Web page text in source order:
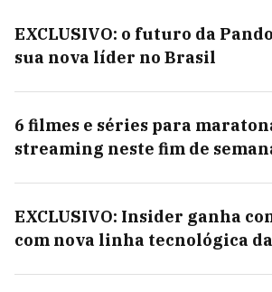
EXCLUSIVO: o futuro da
sua nova líder no Brasil
6 filmes e séries para
streaming neste fim de
EXCLUSIVO: Insider ganha
com nova linha tecnológica